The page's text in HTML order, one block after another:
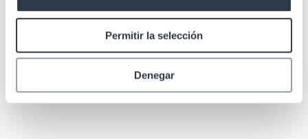
Permitir la selección
Denegar
where everybody wins!